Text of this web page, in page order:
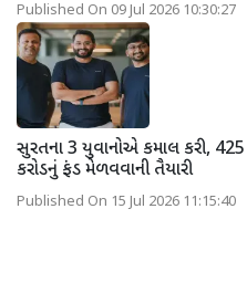
Published On 09 Jul 2026 10:30:27
સુરતના 3 યુવાનોએ કમાલ કરી, 425
કરોડનું ફંડ મેળવવાની તૈયારી
Published On 15 Jul 2026 11:15:40